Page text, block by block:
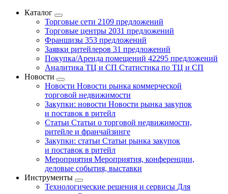
Каталог
Торговые сети 2109 предложений
Торговые центры 2031 предложений
Франшизы 353 предложений
Заявки ритейлеров 31 предложений
Покупка/Аренда помещений 42295 предложений
Аналитика ТЦ и СП Статистика по ТЦ и СП
Новости
Новости Новости рынка коммерческой
торговой недвижимости
Закупки: новости Новости рынка закупок
и поставок в ритейл
Статьи Статьи о торговой недвижимости,
ритейле и франчайзинге
Закупки: статьи Статьи рынка закупок
и поставок в ритейл
Мероприятия Мероприятия, конференции,
деловые события, выставки
Инструменты
Технологические решения и сервисы Для